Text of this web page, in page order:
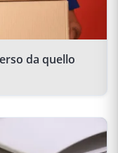
da quello